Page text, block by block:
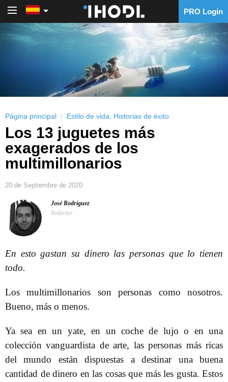
PRO Login
Página principal Estilo de vida Historias de éxito
Los 13 juguetes más
exagerados de los
multimillonarios
20 de Septiembre de 2020
José Rodríguez
Redactor
En esto gastan su dinero las personas que lo tienen
todo.
Los multimillonarios son personas como nosotros.
Bueno, más o menos.
Ya sea en un yate, en un coche de lujo o en una
colección vanguardista de arte, las personas más ricas
del mundo están dispuestas a destinar una buena
cantidad de dinero en las cosas que más les gusta. Estos